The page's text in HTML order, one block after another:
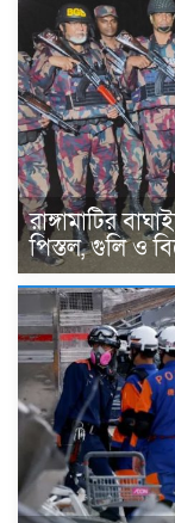
রাঙ্গামাটির
পিস্তল, গুলি ও